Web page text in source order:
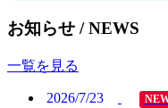
お知らせ /NEWS
一覧を見る
2026/7/23